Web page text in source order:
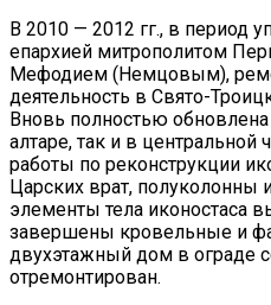
В 2010 — 2012 гг., в период
епархией митрополитом
Мефодием (Немцовым),
деятельность в Свято-
Вновь полностью обновлена
алтаре, так и в
работы по реконструкции
Царских врат, полуколонны
элементы тела иконостаса
завершены кровельные и
двухэтажный дом в ограде
отремонтирован.